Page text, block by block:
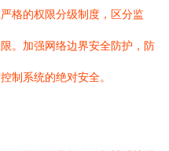
格的权限分级制度，区分监
。加强网络边界安全防护，防
制系统的绝对安全。